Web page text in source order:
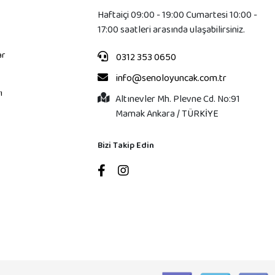
Haftaiçi 09:00 - 19:00 Cumartesi 10:00 -
17:00 saatleri arasında ulaşabilirsiniz.
0312 353 0650
info@senoloyuncak.com.tr
Altınevler Mh. Plevne Cd. No:91
Mamak Ankara / TÜRKİYE
Bizi Takip Edin